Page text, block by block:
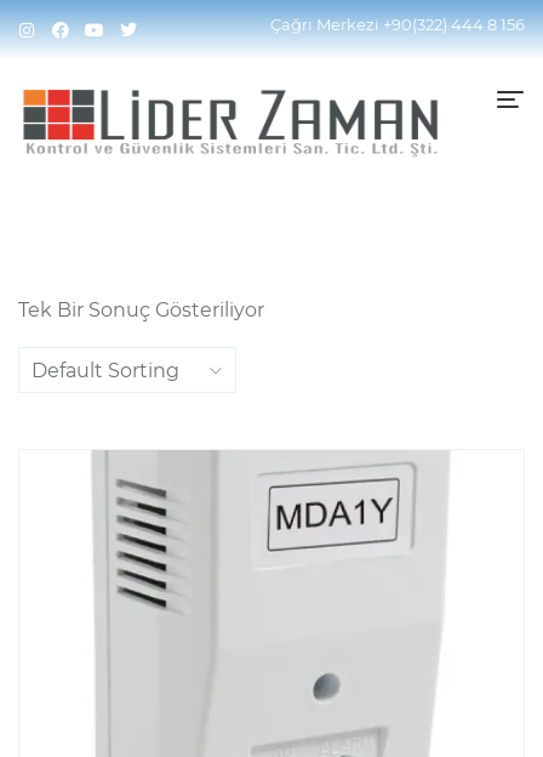
Çağrı Merkezi+90(322) 444 8 156
Home Ürünler “MDA1Y” Olarak Etiketlendi
Tek Bir Sonuç Gösteriliyor
Default Sorting